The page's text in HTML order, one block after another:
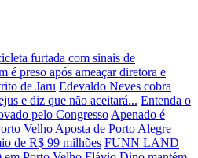
furtada com sinais de
é preso após ameaçar diretora e
de Jaru Edevaldo Neves cobra
e diz que não aceitará... Entenda o
pelo Congresso Apenado é
Velho Aposta de Porto Alegre
de R$ 99 milhões FUNN LAND